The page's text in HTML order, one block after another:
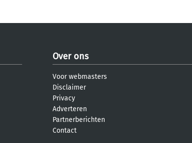
Over ons
Voor webmasters
Disclaimer
Privacy
Adverteren
Partnerberichten
Contact